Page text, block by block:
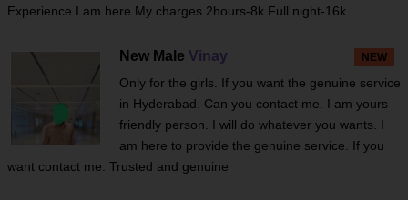
Experience I am here My charges 2hours-8k Full night-16k
NEW
New Male Vinay
Only for the girls. If you want the genuine service
in Hyderabad. Can you contact me. I am yours
friendly person. I will do whatever you wants. I
am here to provide the genuine service. If you
want contact me. Trusted and genuine